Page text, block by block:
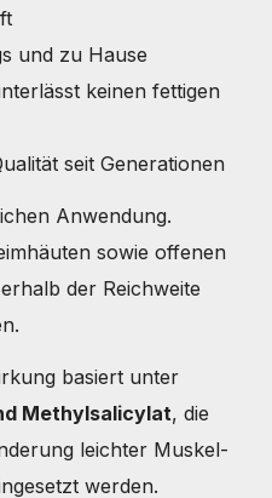
und zu Hause
keinen fettigen
seit Generationen
Anwendung.
sowie offenen
der Reichweite
basiert unter
Methylsalicylat, die
leichter Muskel-
werden.